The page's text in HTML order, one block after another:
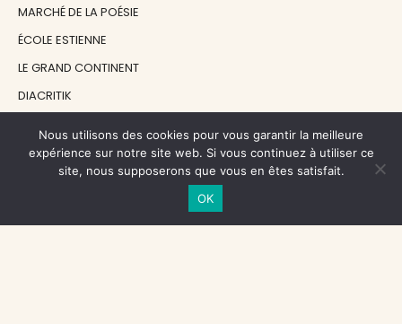
MARCHÉ DE LA POÉSIE
ÉCOLE ESTIENNE
LE GRAND CONTINENT
DIACRITIK
NOS SOUTIENS
CENTRE NATIONAL DU LIVRE
Nous utilisons des cookies pour vous garantir la meilleure
expérience sur notre site web. Si vous continuez à utiliser ce
site, nous supposerons que vous en êtes satisfait.
OK